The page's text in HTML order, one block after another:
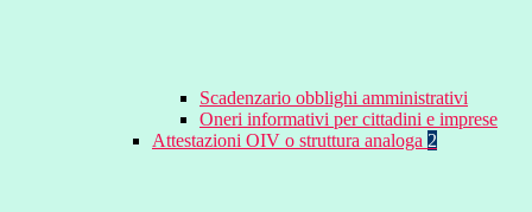
Scadenzario obblighi amministrativi
Oneri informativi per cittadini e imprese
Attestazioni OIV o struttura analoga 2